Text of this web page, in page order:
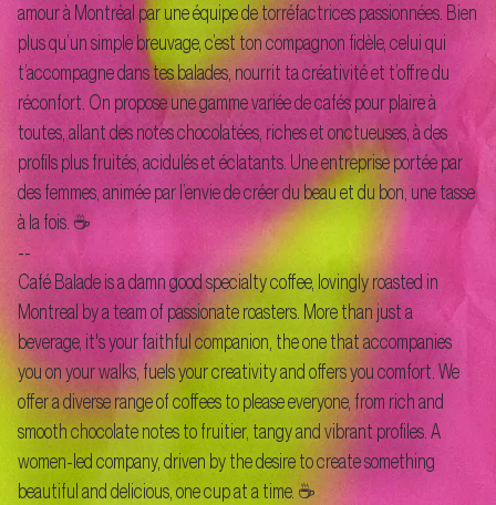
amour à Montréal par une équipe de torréfactrices passionnées. Bien
plus qu’un simple breuvage, c’est ton compagnon fidèle, celui qui
t’accompagne dans tes balades, nourrit ta créativité et t’offre du
réconfort. On propose une gamme variée de cafés pour plaire à
toutes, allant des notes chocolatées, riches et onctueuses, à des
profils plus fruités, acidulés et éclatants. Une entreprise portée par
des femmes, animée par l’envie de créer du beau et du bon, une tasse
à la fois. ☕
--
Café Balade is a damn good specialty coffee, lovingly roasted in
Montreal by a team of passionate roasters. More than just a
beverage, it's your faithful companion, the one that accompanies
you on your walks, fuels your creativity and offers you comfort. We
offer a diverse range of coffees to please everyone, from rich and
smooth chocolate notes to fruitier, tangy and vibrant profiles. A
women-led company, driven by the desire to create something
beautiful and delicious, one cup at a time. ☕